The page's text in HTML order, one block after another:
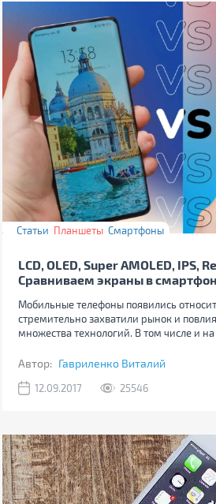
Статьи Планшеты Смартфоны
LCD, OLED, Super AMOLED, IPS,
Сравниваем экраны в
Мобильные телефоны появились
стремительно захватили рынок и
множества технологий. В том числе и
Автор: Гавриленко Виталий
12.09.2017 25546